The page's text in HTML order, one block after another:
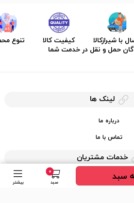
سبد 0
سبد بیشتر
با شیرازکالا
حمل و نقل در خدمت شما
کیفیت کالا تنوع
لینک ها
درباره ما
تماس با ما
خدمات مشتریان
حریم خصوصی